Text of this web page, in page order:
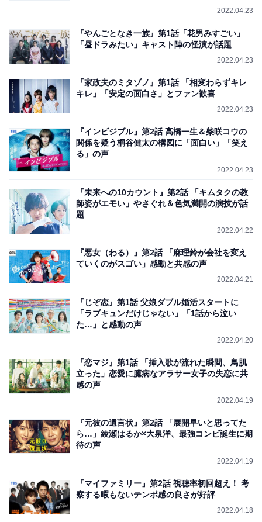
2022.04.23
『やんごとなき一族』第1話「花男みすごい」
「昼ドラみたい」キャスト陣の怪演が話題
2022.04.23
『家政夫のミタゾノ』第1話 「相変わらずキレ
キレ」「安定の面白さ」とファン歓喜
2022.04.23
『インビジブル』第2話 高橋一生＆柴咲コウの
関係を疑う桐谷健太の構図に「面白い」「笑え
る」の声
2022.04.23
『未来への10カウント』第2話 「キムタクの教
師姿がエモい」やさぐれ＆色気満開の演技が話
題
2022.04.22
『悪女（わる）』第2話 「麻理鈴が会社を変え
ていくのがスゴい」感動と共感の声
2022.04.21
『じぞ恋』第1話 父娘ダブル婚活スタートに
「ラブキュンだけじゃない」「1話から泣い
た…」と感動の声
2022.04.20
『恋マジ』第1話 「挿入歌が流れた瞬間、鳥肌
立った」恋愛に臆病なアラサー女子の失恋に共
感の声
2022.04.19
『元彼の遺言状』第2話 「展開早いと思ってた
ら…」綾瀬はるか×大泉洋、最強コンビ誕生に期
待の声
2022.04.19
『マイファミリー』第2話 視聴率初回超え！ 考
察する暇もないテンポ感の良さが好評
2022.04.18